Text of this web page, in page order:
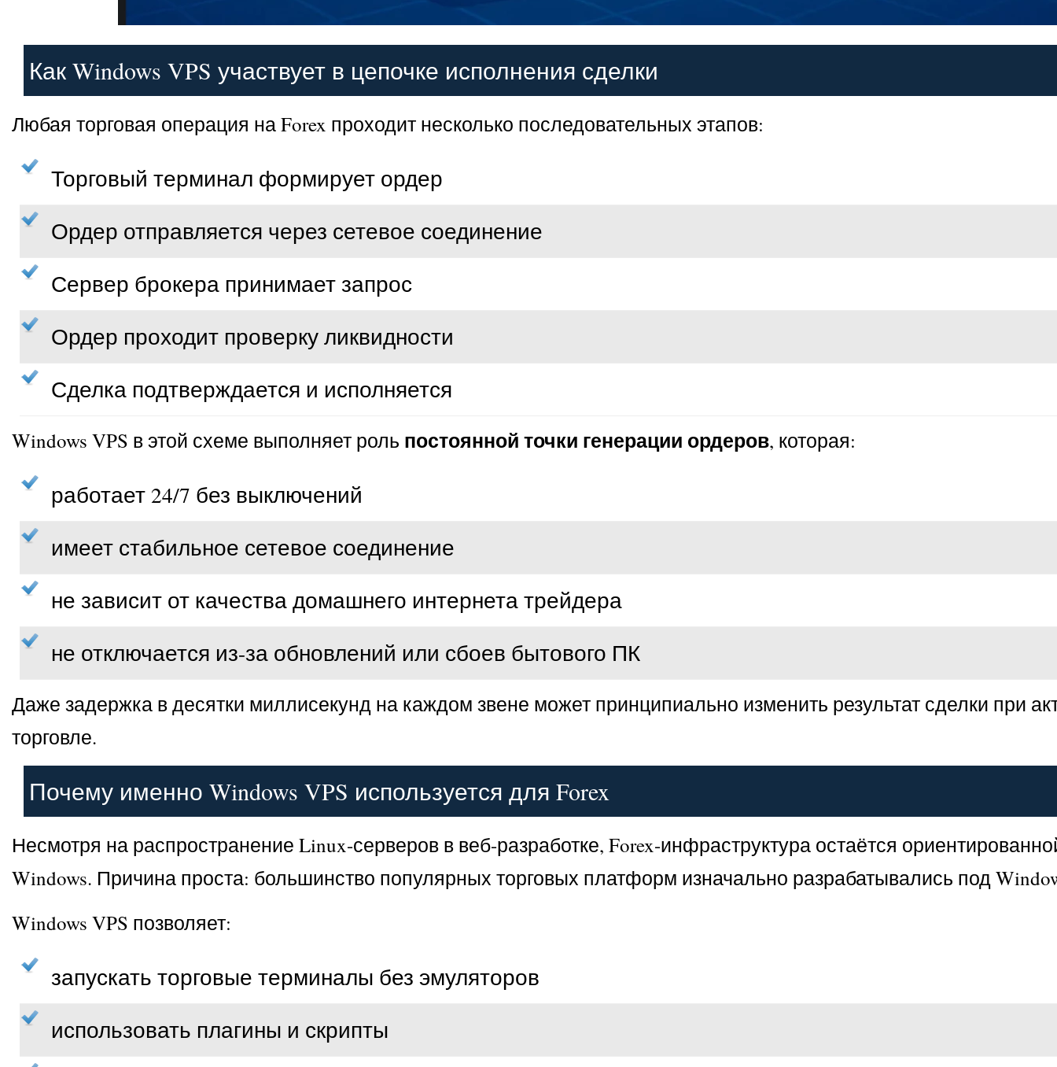
Как Windows VPS участвует в цепочке исполнения сделки
Любая торговая операция на Forex проходит несколько последовательных этапов:
Торговый терминал формирует ордер
Ордер отправляется через сетевое соединение
Сервер брокера принимает запрос
Ордер проходит проверку ликвидности
Сделка подтверждается и исполняется
Windows VPS в этой схеме выполняет роль постоянной точки генерации ордеров, которая:
работает 24/7 без выключений
имеет стабильное сетевое соединение
не зависит от качества домашнего интернета трейдера
не отключается из-за обновлений или сбоев бытового ПК
Даже задержка в десятки миллисекунд на каждом звене может принципиально изменить результат сделки при
торговле.
Почему именно Windows VPS используется для Forex
Несмотря на распространение Linux-серверов в веб-разработке, Forex-инфраструктура остаётся
Windows. Причина проста: большинство популярных торговых платформ изначально разрабатывались под
Windows VPS позволяет:
запускать торговые терминалы без эмуляторов
использовать плагины и скрипты